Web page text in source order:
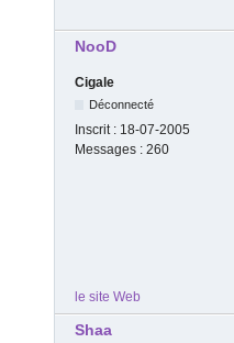
NooD
Cigale
Déconnecté
Inscrit : 18-07-2005
Messages : 260
le site Web
Shaa